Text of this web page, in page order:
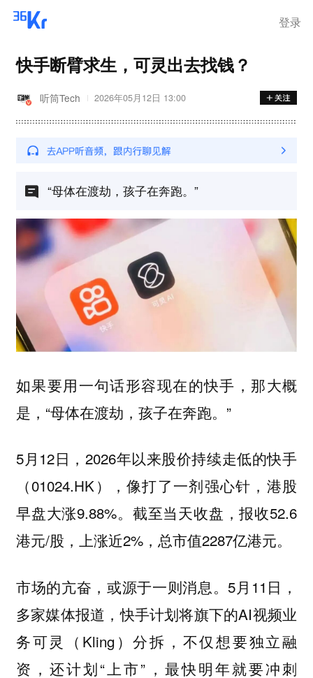
登录
快手断臂求生，可灵出去找钱？
听筒Tech 2026年05月12日 13:00
“母体在渡劫，孩子在奔跑。”
如果要用一句话形容现在的快手，那大概
是，“母体在渡劫，孩子在奔跑。”
5月12日，2026年以来股价持续走低的快手
（01024.HK），像打了一剂强心针，港股
早盘大涨9.88%。截至当天收盘，报收52.6
港元/股，上涨近2%，总市值2287亿港元。
市场的亢奋，或源于一则消息。5月11日，
多家媒体报道，快手计划将旗下的AI视频业
务可灵（Kling）分拆，不仅想要独立融
资，还计划“上市”，最快明年就要冲刺